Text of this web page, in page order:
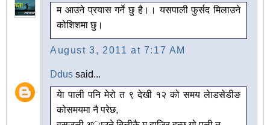
म आउने प्रयास गर्ने छु है।। यसपाली फुर्सद मिलाउने
कोशिशमा छु।
August 3, 2011 at 7:17 AM
Ddus said...
येा पाली पनि मेरो त ९ देखी १२ को समय लेाडसेडीङ
कोसमयमा नै परेछ,